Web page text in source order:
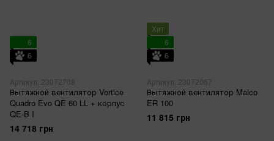
6
6
Артикул: 23072708
Вытяжной вентилятор Vortice
Quadro Evo QE 60 LL + корпус
QE-B I
14 718 грн
Хит
6
6
Артикул: 23072067
Вытяжной вентилятор Maico
ER 100
11 815 грн